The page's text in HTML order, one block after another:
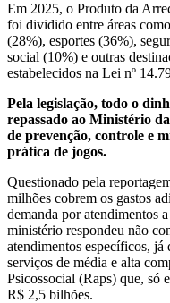
Em 2025, o Produto da
foi dividido entre áreas
(28%), esportes (36%),
social (10%) e outras
estabelecidos na Lei nº
Pela legislação, todo o
repassado ao Ministério
de prevenção, controle e
prática de jogos.
Questionado pela
milhões cobrem os gastos
demanda por atendimentos
ministério respondeu não
atendimentos específicos, já
serviços de média e alta
Psicossocial (Raps) que, só
R$ 2,5 bilhões.